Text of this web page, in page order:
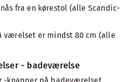
fra en kørestol (alle Scandic-
værelset er mindst 80 cm (alle
- badeværelse